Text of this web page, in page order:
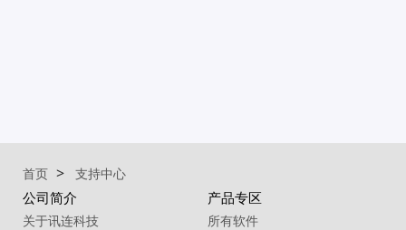
首页 支持中心
公司简介
关于讯连科技
产品专区
所有软件